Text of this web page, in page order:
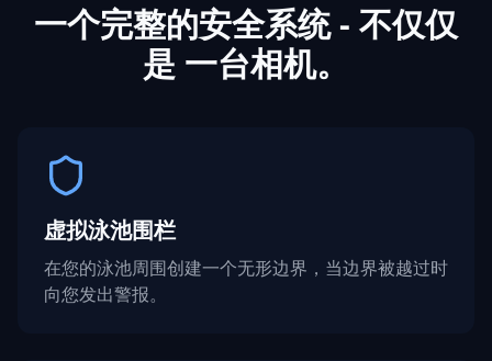
一个完整的安全系统 - 不仅仅
是 一台相机。
虚拟泳池围栏
在您的泳池周围创建一个无形边界，当边界被越过时
向您发出警报。